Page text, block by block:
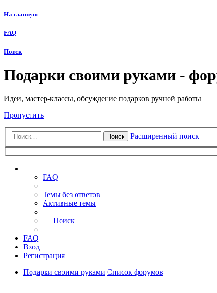
На главную
FAQ
Поиск
Подарки своими руками -
Идеи, мастер-классы, обсуждение подарков ручной работы
Пропустить
Поиск Расширенный поиск
FAQ
Темы без ответов
Активные темы
Поиск
FAQ
Вход
Регистрация
Подарки своими руками Список форумов